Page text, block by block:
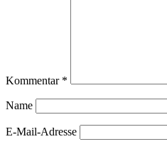
Kommentar *
Name
E-Mail-Adresse